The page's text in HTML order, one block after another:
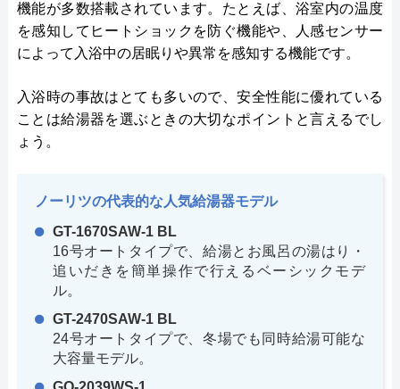
機能が多数搭載されています。たとえば、浴室内の温度
を感知してヒートショックを防ぐ機能や、人感センサー
によって入浴中の居眠りや異常を感知する機能です。
入浴時の事故はとても多いので、安全性能に優れている
ことは給湯器を選ぶときの大切なポイントと言えるでし
ょう。
ノーリツの代表的な人気給湯器モデル
GT-1670SAW-1 BL
16号オートタイプで、給湯とお風呂の湯はり・
追いだきを簡単操作で行えるベーシックモデ
ル。
GT-2470SAW-1 BL
24号オートタイプで、冬場でも同時給湯可能な
大容量モデル。